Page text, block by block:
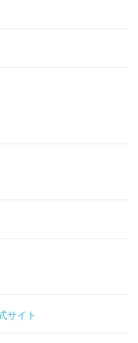
サイト